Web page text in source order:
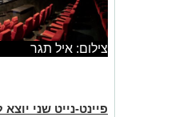
צילום: איל תגר
פיינט-נייט שני